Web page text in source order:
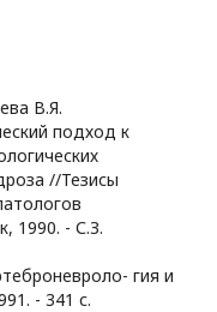
В.Я.
подход к
//Тезисы
1990. - С.З.
гия и
- 341 с.